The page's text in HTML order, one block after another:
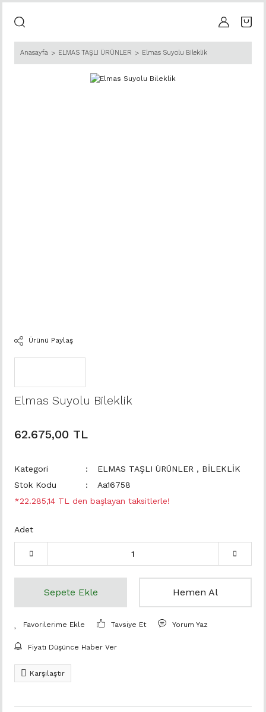
Anasayfa ELMAS TAŞLI ÜRÜNLER Elmas Suyolu Bileklik
Ürünü Paylaş
Elmas Suyolu Bileklik
62.675,00 TL
Kategori ELMAS TAŞLI ÜRÜNLER , BİLEKLİK
Stok Kodu
Aa16758
*22.285,14 TL den başlayan taksitlerle!
Adet
Sepete Ekle Hemen Al
Tavsiye Et Yorum Yaz
Fiyatı Düşünce Haber Ver
Karşılaştır